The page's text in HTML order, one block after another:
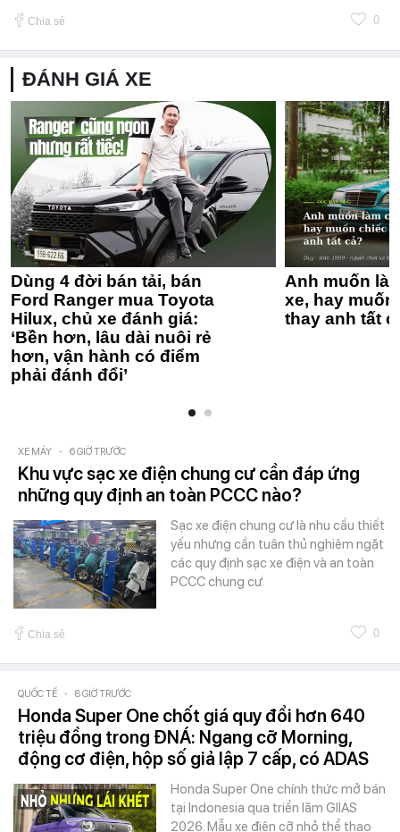
Chia sẻ 0
ĐÁNH GIÁ XE
Dùng 4 đời bán tải, bán
Ford Ranger mua Toyota
Hilux, chủ xe đánh giá:
‘Bền hơn, lâu dài nuôi rẻ
hơn, vận hành có điểm
phải đánh đổi’
Anh muốn
xe, hay
thay anh tất
XE MÁY - 6 GIỜ TRƯỚC
Khu vực sạc xe điện chung cư cần đáp ứng
những quy định an toàn PCCC nào?
Sạc xe điện chung cư là nhu cầu thiết
yếu nhưng cần tuân thủ nghiêm ngặt
các quy định sạc xe điện và an toàn
PCCC chung cư.
Chia sẻ 0
QUỐC TẾ - 8 GIỜ TRƯỚC
Honda Super One chốt giá quy đổi hơn 640
triệu đồng trong ĐNÁ: Ngang cỡ Morning,
động cơ điện, hộp số giả lập 7 cấp, có ADAS
Honda Super One chính thức mở bán
tại Indonesia qua triển lãm GIIAS
2026. Mẫu xe điện cỡ nhỏ thể thao